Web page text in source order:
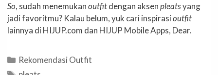
So, sudah menemukanoutfitdengan aksenpleatsyang
jadi favoritmu? Kalau belum, yuk cari inspirasioutfit
lainnya di HIJUP.com dan HIJUP Mobile Apps, Dear.
Categories
Rekomendasi Outfit
Tags